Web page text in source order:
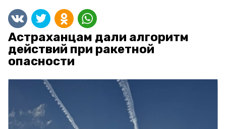
Астраханцам дали алгоритм
действий при ракетной
опасности